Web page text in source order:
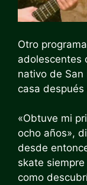
Otro
adolescentes
nativo de San
casa después
«Obtuve mi
ocho años»,
desde
skate
como